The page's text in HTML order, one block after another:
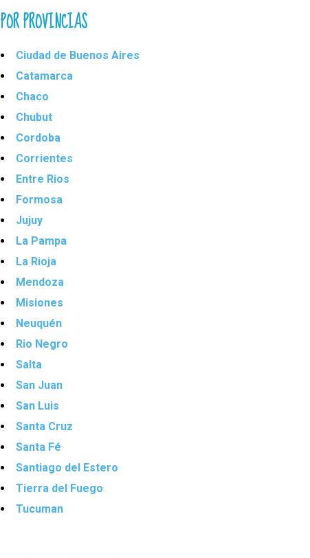
POR PROVINCIAS
Ciudad de Buenos Aires
Catamarca
Chaco
Chubut
Cordoba
Corrientes
Entre Rios
Formosa
Jujuy
La Pampa
La Rioja
Mendoza
Misiones
Neuquén
Rio Negro
Salta
San Juan
San Luis
Santa Cruz
Santa Fé
Santiago del Estero
Tierra del Fuego
Tucuman